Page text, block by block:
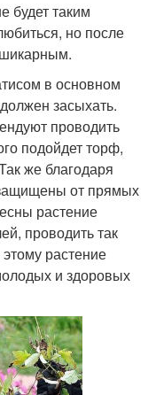
будет таким
но после
шикарным.
в основном
засыхать.
проводить
подойдет торф,
же благодаря
от прямых
растение
проводить так
растение
и здоровых